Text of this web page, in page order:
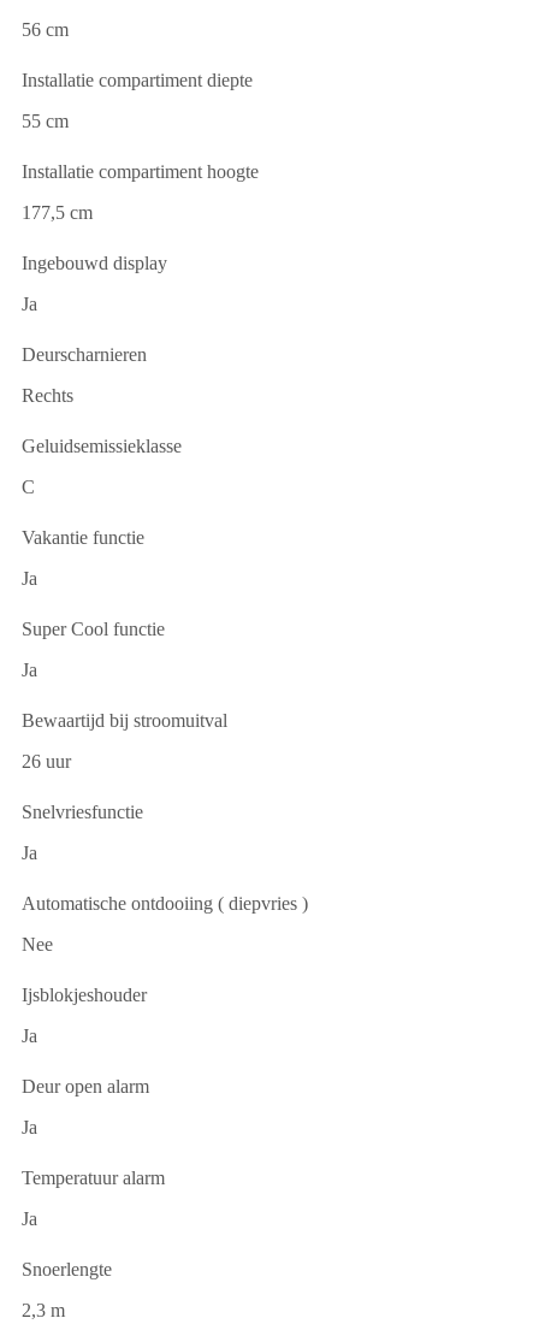
56 cm
Installatie compartiment diepte
55 cm
Installatie compartiment hoogte
177,5 cm
Ingebouwd display
Ja
Deurscharnieren
Rechts
Geluidsemissieklasse
C
Vakantie functie
Ja
Super Cool functie
Ja
Bewaartijd bij stroomuitval
26 uur
Snelvriesfunctie
Ja
Automatische ontdooiing ( diepvries )
Nee
Ijsblokjeshouder
Ja
Deur open alarm
Ja
Temperatuur alarm
Ja
Snoerlengte
2,3 m